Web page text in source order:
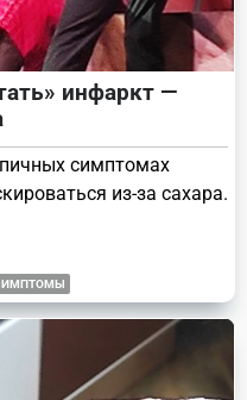
инфаркт —
симптомах
из-за сахара.